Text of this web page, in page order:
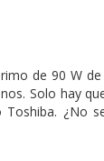
de 90 W
Solo hay
¿No